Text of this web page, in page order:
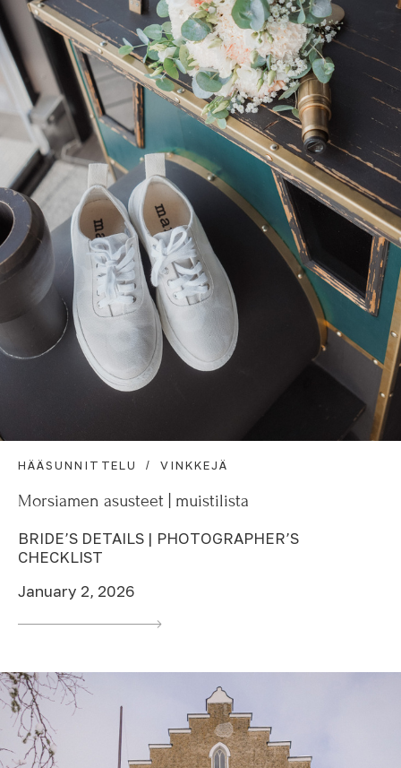
HÄÄSUNNITTELU VINKKEJÄ
Morsiamen asusteet | muistilista
BRIDE’S DETAILS | PHOTOGRAPHER’S
CHECKLIST
January 2, 2026